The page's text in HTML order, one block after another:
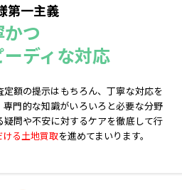
第一主義
つ
ーディな対応
額の提示はもちろん、丁寧な対応を
門的な知識がいろいろと必要な分野
問や不安に対するケアを徹底して行
る土地買取を進めてまいります。